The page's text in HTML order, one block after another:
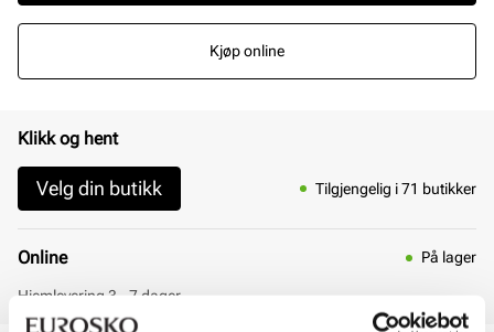
Kjøp online
Klikk og hent
Velg din butikk Tilgjengelig i 71 butikker
Online På lager
Hjemlevering 3 - 7 dager